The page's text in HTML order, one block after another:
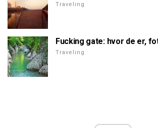
Traveling
Fucking gate: hvor de er,
Traveling